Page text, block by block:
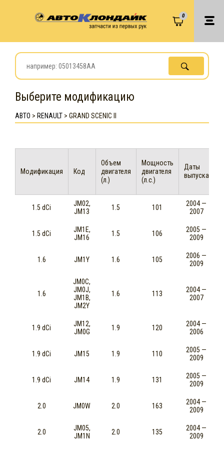
0
Выберите модификацию
АВТО > RENAULT > GRAND SCENIC II
Модификация Код
Объем
двигателя
(л.)
Мощность
двигателя
(л.с.)
Даты
выпуска
1.5 dCi
JM02,
JM13
1.5 101
2004 —
2007
1.5 dCi
JM1E,
JM16
1.5 106
2005 —
2009
1.6 JM1Y 1.6 105
2006 —
2009
1.6
JM0C,
JM0J,
JM1B,
JM2Y
1.6 113
2004 —
2007
1.9 dCi
JM12,
JM0G
1.9 120
2004 —
2006
1.9 dCi JM15 1.9 110
2005 —
2009
1.9 dCi JM14 1.9 131
2005 —
2009
2.0 JM0W 2.0 163
2004 —
2009
2.0
JM05,
JM1N
2.0 135
2004 —
2009